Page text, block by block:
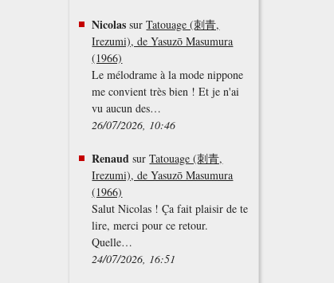
Nicolas surTatouage (刺青,
Irezumi), de Yasuzō Masumura
(1966)
Le mélodrame à la mode nippone
me convient très bien ! Et je n'ai
vu aucun des…
26/07/2026, 10:46
Renaud surTatouage (刺青,
Irezumi), de Yasuzō Masumura
(1966)
Salut Nicolas ! Ça fait plaisir de te
lire, merci pour ce retour.
Quelle…
24/07/2026, 16:51